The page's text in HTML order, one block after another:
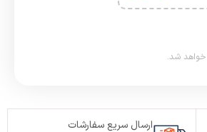
ارسال سریع سفارشات